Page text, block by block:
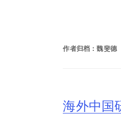
作者归档：魏斐德
海外中国